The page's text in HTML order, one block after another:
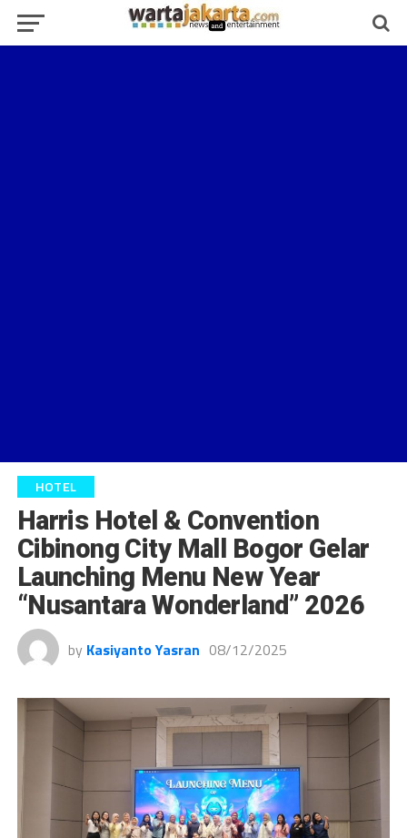
HOTEL
Harris Hotel & Convention
Cibinong City Mall Bogor Gelar
Launching Menu New Year
“Nusantara Wonderland” 2026
by Kasiyanto Yasran 08/12/2025